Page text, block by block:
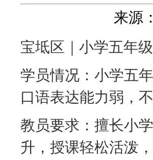
来源：
宝坻区｜小学五年
学员情况：小学五
口语表达能力弱，
教员要求：擅长小
升，授课轻松活泼